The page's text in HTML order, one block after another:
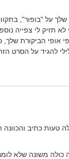
על "בופור",
תזיק לי צפייה
אופי הביקורת
להגיד על הסרט
טעות כתיב
כולה משונה שלא